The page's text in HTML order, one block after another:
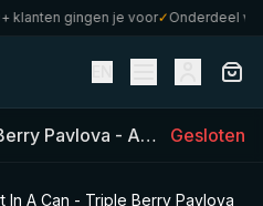
gingen je voor✓Onderdeel van
Pavlova - Amundsen Brewery Gesloten
In A Can - Triple Berry Pavlova